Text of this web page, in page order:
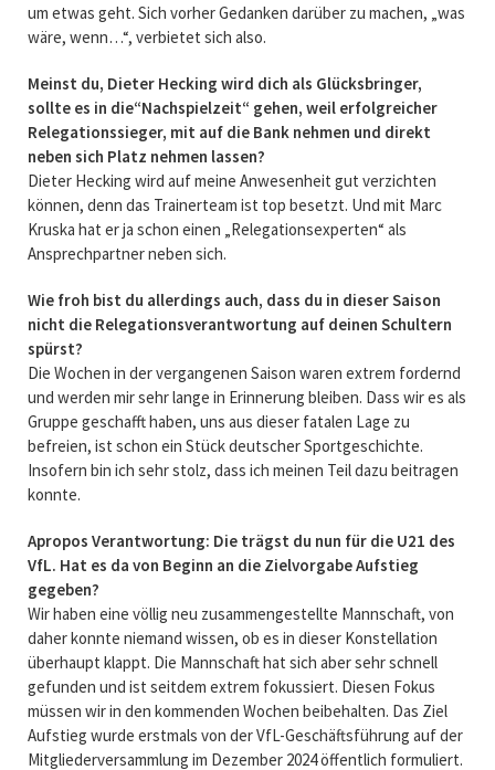
um etwas geht. Sich vorher Gedanken darüber zu machen, „was
wäre, wenn…“, verbietet sich also.
Meinst du, Dieter Hecking wird dich als Glücksbringer,
sollte es in die“Nachspielzeit“ gehen, weil erfolgreicher
Relegationssieger, mit auf die Bank nehmen und direkt
neben sich Platz nehmen lassen?
Dieter Hecking wird auf meine Anwesenheit gut verzichten
können, denn das Trainerteam ist top besetzt. Und mit Marc
Kruska hat er ja schon einen „Relegationsexperten“ als
Ansprechpartner neben sich.
Wie froh bist du allerdings auch, dass du in dieser Saison
nicht die Relegationsverantwortung auf deinen Schultern
spürst?
Die Wochen in der vergangenen Saison waren extrem fordernd
und werden mir sehr lange in Erinnerung bleiben. Dass wir es als
Gruppe geschafft haben, uns aus dieser fatalen Lage zu
befreien, ist schon ein Stück deutscher Sportgeschichte.
Insofern bin ich sehr stolz, dass ich meinen Teil dazu beitragen
konnte.
Apropos Verantwortung: Die trägst du nun für die U21 des
VfL. Hat es da von Beginn an die Zielvorgabe Aufstieg
gegeben?
Wir haben eine völlig neu zusammengestellte Mannschaft, von
daher konnte niemand wissen, ob es in dieser Konstellation
überhaupt klappt. Die Mannschaft hat sich aber sehr schnell
gefunden und ist seitdem extrem fokussiert. Diesen Fokus
müssen wir in den kommenden Wochen beibehalten. Das Ziel
Aufstieg wurde erstmals von der VfL-Geschäftsführung auf der
Mitgliederversammlung im Dezember 2024 öffentlich formuliert.